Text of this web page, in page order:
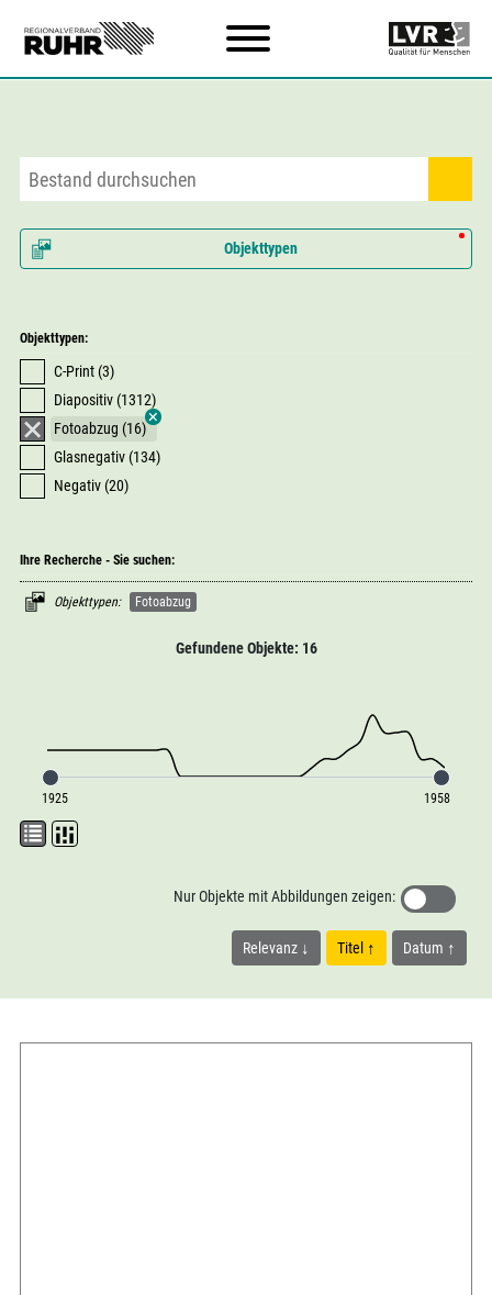
Objekttypen
Gefundene Objekte: 16
1925 1958
Relevanz Titel Datum
Nur Objekte mit Abbildungen zeigen:
Objekttypen:
C-Print (3)
Diapositiv (1312)
Fotoabzug (16)
Glasnegativ (134)
Negativ (20)
Ihre Recherche - Sie suchen:
Objekttypen: Fotoabzug